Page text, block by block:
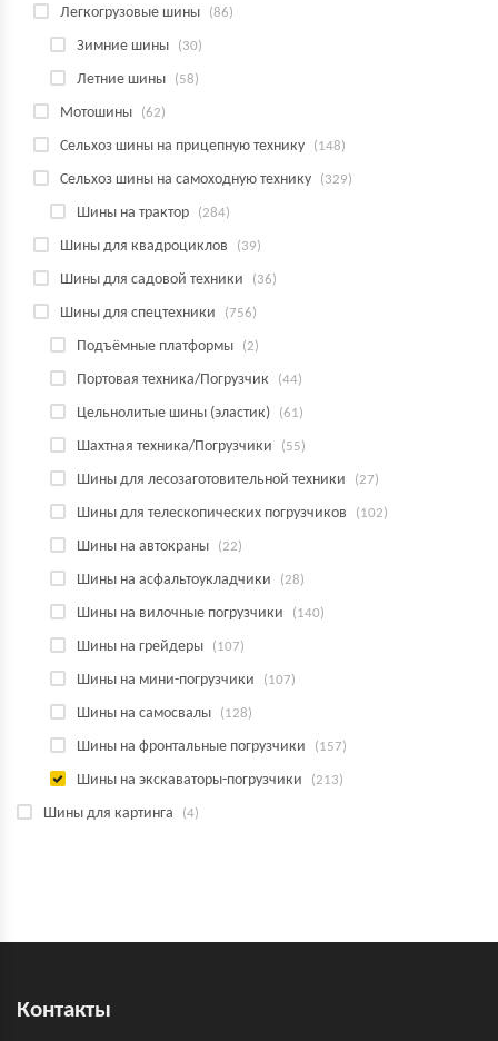
Легкогрузовые шины (86)
Зимние шины (30)
Летние шины (58)
Мотошины (62)
Сельхоз шины на прицепную технику (148)
Сельхоз шины на самоходную технику (329)
Шины на трактор (284)
Шины для квадроциклов (39)
Шины для садовой техники (36)
Шины для спецтехники (756)
Подъёмные платформы (2)
Портовая техника/Погрузчик (44)
Цельнолитые шины (эластик) (61)
Шахтная техника/Погрузчики (55)
Шины для лесозаготовительной техники (27)
Шины для телескопических погрузчиков (102)
Шины на автокраны (22)
Шины на асфальтоукладчики (28)
Шины на вилочные погрузчики (140)
Шины на грейдеры (107)
Шины на мини-погрузчики (107)
Шины на самосвалы (128)
Шины на фронтальные погрузчики (157)
Шины на экскаваторы-погрузчики (213)
Шины для картинга (4)
Контакты